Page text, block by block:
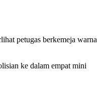
petugas berkemeja warna
ke dalam empat mini